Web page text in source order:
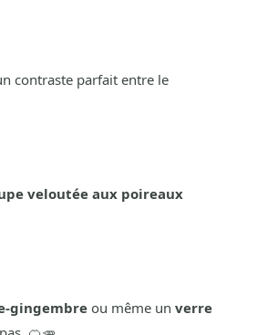
contraste parfait entre le
veloutée aux poireaux
gingembreou même un verre